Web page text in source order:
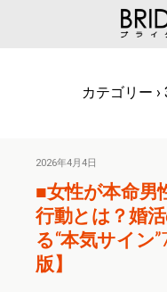
カテゴリー ›
2026年4月4日
■女性が本命男
行動とは？婚
る“本気サイン
版】